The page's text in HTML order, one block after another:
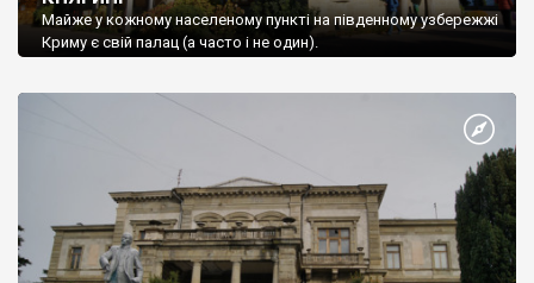
Майже у кожному населеному пункті на південному узбережжі
Криму є свій палац (а часто і не один).